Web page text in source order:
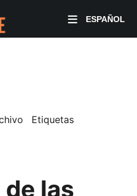
ESPAÑOL
Etiquetas
las